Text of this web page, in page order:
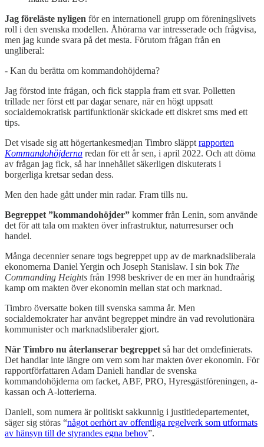
Jag föreläste nyligen för en internationell grupp om föreningslivets
roll i den svenska modellen. Åhörarna var intresserade och frågvisa,
men jag kunde svara på det mesta. Förutom frågan från en
ungliberal:
- Kan du berätta om kommandohöjderna?
Jag förstod inte frågan, och fick stappla fram ett svar. Polletten
trillade ner först ett par dagar senare, när en högt uppsatt
socialdemokratisk partifunktionär skickade ett diskret sms med ett
tips.
Det visade sig att högertankesmedjan Timbro släppt rapporten
Kommandohöjderna redan för ett år sen, i april 2022. Och att döma
av frågan jag fick, så har innehållet säkerligen diskuterats i
borgerliga kretsar sedan dess.
Men den hade gått under min radar. Fram tills nu.
Begreppet ”kommandohöjder” kommer från Lenin, som använde
det för att tala om makten över infrastruktur, naturresurser och
handel.
Många decennier senare togs begreppet upp av de marknadsliberala
ekonomerna Daniel Yergin och Joseph Stanislaw. I sin bok The
Commanding Heights från 1998 beskriver de en mer än hundraårig
kamp om makten över ekonomin mellan stat och marknad.
Timbro översatte boken till svenska samma år. Men
socialdemokrater har använt begreppet mindre än vad revolutionära
kommunister och marknadsliberaler gjort.
När Timbro nu återlanserar begreppet så har det omdefinierats.
Det handlar inte längre om vem som har makten över ekonomin. För
rapportförfattaren Adam Danieli handlar de svenska
kommandohöjderna om facket, ABF, PRO, Hyresgästföreningen, a-
kassan och A-lotterierna.
Danieli, som numera är politiskt sakkunnig i justitiedepartementet,
säger sig störas “något oerhört av offentliga regelverk som utformats
av hänsyn till de styrandes egna behov”.